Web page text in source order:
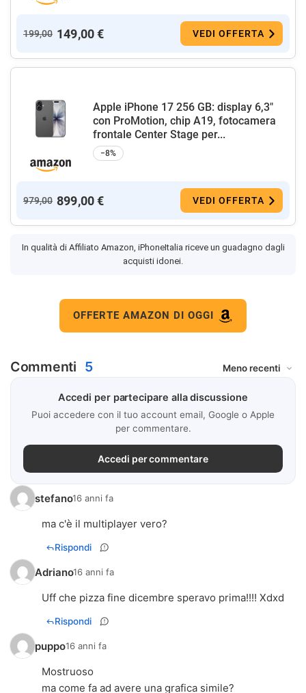
199,00 149,00 € VEDI OFFERTA
Apple iPhone 17 256 GB: display 6,3"
con ProMotion, chip A19, fotocamera
frontale Center Stage per...
−8%
979,00 899,00 € VEDI OFFERTA
In qualità di Affiliato Amazon, iPhoneItalia riceve un guadagno dagli
acquisti idonei.
OFFERTE AMAZON DI OGGI
Commenti 5
Accedi per partecipare alla discussione
Puoi accedere con il tuo account email, Google o Apple
per commentare.
Accedi per commentare
stefano16 anni fa
ma c'è il multiplayer vero?
Rispondi
Adriano16 anni fa
Uff che pizza fine dicembre speravo prima!!!! Xdxd
Rispondi
puppo16 anni fa
Mostruoso
ma come fa ad avere una grafica simile?